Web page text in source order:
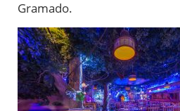
Gramado.